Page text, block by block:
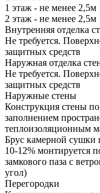
1 этаж - не менее 2,5м
2 этаж - не менее 2,5м
Внутренняя отделка
Не требуется.
защитных средств
Наружная отделка
Не требуется.
защитных средств
Наружные стены
Конструкция стены
заполнением
теплоизоляционным
Брус камерной сушки
10-12% монтируется
замкового паза с
угол)
Перегородки